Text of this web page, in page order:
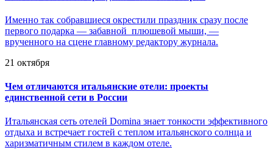
Именно так собравшиеся окрестили праздник сразу после
первого подарка — забавной плюшевой мыши, —
врученного на сцене главному редактору журнала.
21 октября
Чем отличаются итальянские отели: проекты
единственной сети в России
Итальянская сеть отелей Domina знает тонкости эффективного
отдыха и встречает гостей с теплом итальянского солнца и
харизматичным стилем в каждом отеле.